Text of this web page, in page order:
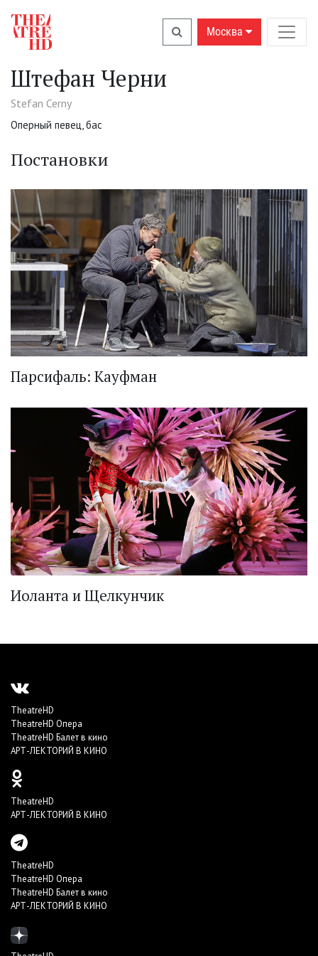
Москва
Штефан Черни
Stefan Cerny
Оперный певец, бас
Постановки
Парсифаль: Кауфман
Иоланта и Щелкунчик
TheatreHD
TheatreHD Опера
TheatreHD Балет в кино
АРТ-ЛЕКТОРИЙ В КИНО
TheatreHD
АРТ-ЛЕКТОРИЙ В КИНО
TheatreHD
TheatreHD Опера
TheatreHD Балет в кино
АРТ-ЛЕКТОРИЙ В КИНО